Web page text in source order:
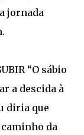
jornada
“O sábio
a descida à
diria que
caminho da